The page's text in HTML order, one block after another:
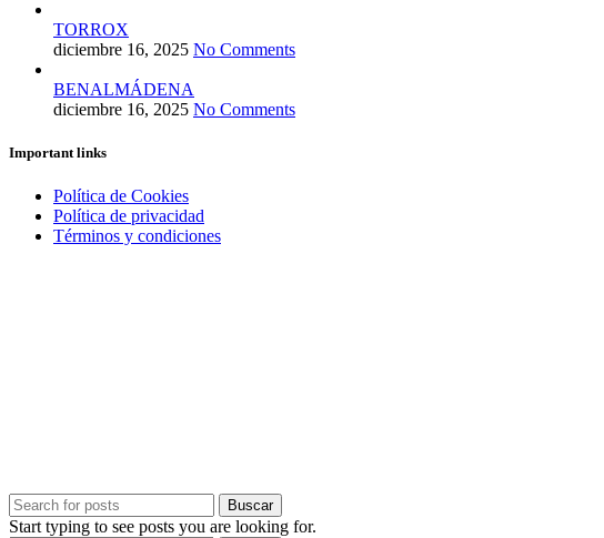
TORROX
diciembre 16, 2025 No Comments
BENALMÁDENA
diciembre 16, 2025 No Comments
Important links
Política de Cookies
Política de privacidad
Términos y condiciones
Buscar
Start typing to see posts you are looking for.